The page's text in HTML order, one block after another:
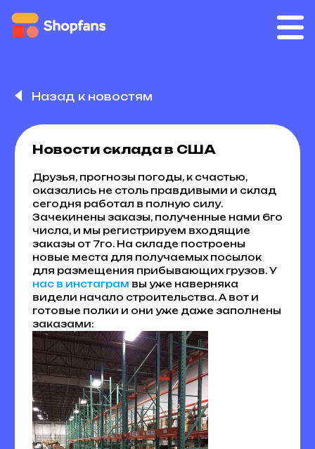
Назад к новостям
Новости склада в США
Друзья, прогнозы погоды, к счастью,
оказались не столь правдивыми и склад
сегодня работал в полную силу.
Зачекинены заказы, полученные нами 6го
числа, и мы регистрируем входящие
заказы от 7го. На складе построены
новые места для получаемых посылок
для размещения прибывающих грузов. У
нас в инстаграм вы уже наверняка
видели начало строительства. А вот и
готовые полки и они уже даже заполнены
заказами: